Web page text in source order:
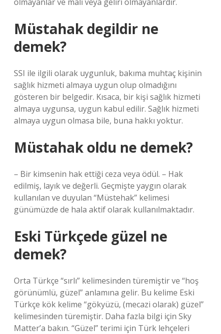
Müstahak degildir ne
demek?
SSI ile ilgili olarak uygunluk, bakıma muhtaç kişinin
sağlık hizmeti almaya uygun olup olmadığını
gösteren bir belgedir. Kısaca, bir kişi sağlık hizmeti
almaya uygunsa, uygun kabul edilir. Sağlık hizmeti
almaya uygun olmasa bile, buna hakkı yoktur.
Müstahak oldu ne demek?
– Bir kimsenin hak ettiği ceza veya ödül. – Hak
edilmiş, layık ve değerli. Geçmişte yaygın olarak
kullanılan ve duyulan “Müstehak” kelimesi
günümüzde de hala aktif olarak kullanılmaktadır.
Eski Türkçede güzel ne
demek?
Orta Türkçe “sırlı” kelimesinden türemiştir ve “hoş
görünümlü, güzel” anlamına gelir. Bu kelime Eski
Türkçe kök kelime “gökyüzü, (mecazi olarak) güzel”
kelimesinden türemiştir. Daha fazla bilgi için Sky
Matter’a bakın. “Güzel” terimi için Türk lehçeleri